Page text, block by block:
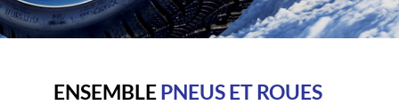
ENSEMBLEPNEUS ET ROUES